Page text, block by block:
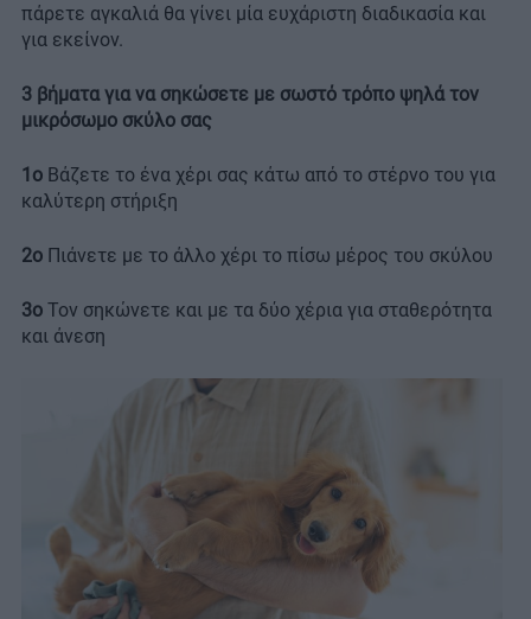
πάρετε αγκαλιά θα γίνει μία ευχάριστη διαδικασία και
για εκείνον.
3 βήματα για να σηκώσετε με σωστό τρόπο ψηλά τον
μικρόσωμο σκύλο σας
1ο Βάζετε το ένα χέρι σας κάτω από το στέρνο του για
καλύτερη στήριξη
2ο Πιάνετε με το άλλο χέρι το πίσω μέρος του σκύλου
3ο Τον σηκώνετε και με τα δύο χέρια για σταθερότητα
και άνεση